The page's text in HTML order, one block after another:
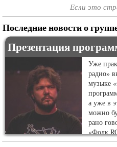
Если это
Последние новости о
Презентация
Уже
радио»
музыке
а уже в
можно
рано
«Фолк
другом.